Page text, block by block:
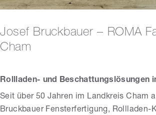
Josef Bruckbauer – ROMA
Cham
Rollladen- und Beschattungslösungen
Seit über 50 Jahren im Landkreis Cham
Bruckbauer Fensterfertigung, Rollladen-